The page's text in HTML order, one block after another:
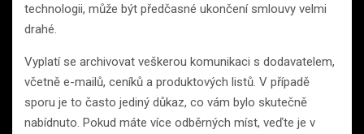
technologii, může být předčasné ukončení smlouvy velmi
drahé.
Vyplatí se archivovat veškerou komunikaci s dodavatelem,
včetně e-mailů, ceníků a produktových listů. V případě
sporu je to často jediný důkaz, co vám bylo skutečně
nabídnuto. Pokud máte více odběrných míst, veďte je v